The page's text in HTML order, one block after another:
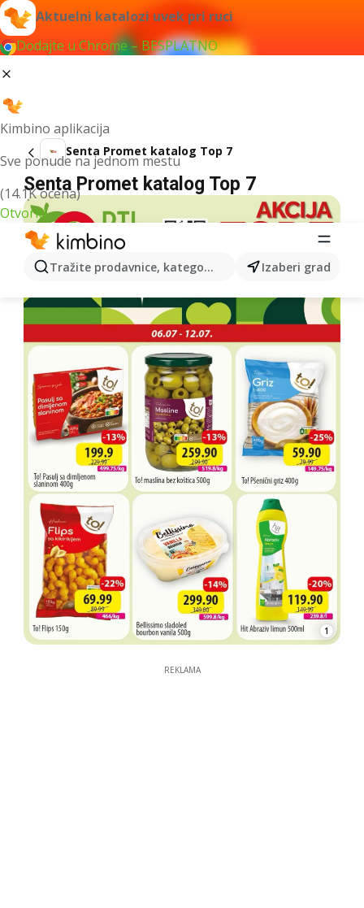
Aktuelni katalozi uvek pri ruci
Dodajte u Chrome – BESPLATNO
Kimbino aplikacija
Sve ponude na jednom mestu
(14.1K ocena)
Otvoriti
Tražite prodavnice, kategorije, proizvode...Izaberi grad
Senta Promet katalog Top 7
Senta Promet katalog Top 7
1
REKLAMA